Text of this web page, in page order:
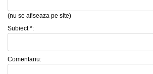
(nu se afiseaza pe site)
Subiect *:
Comentariu: